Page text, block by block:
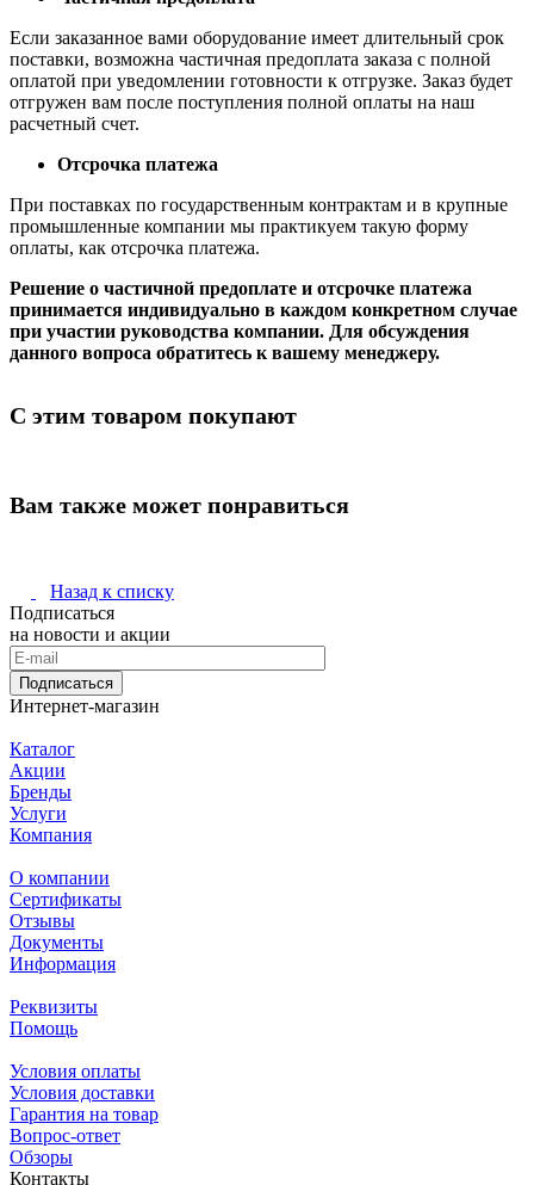
Если заказанное вами оборудование имеет длительный срок
поставки, возможна частичная предоплата заказа с полной
оплатой при уведомлении готовности к отгрузке. Заказ будет
отгружен вам после поступления полной оплаты на наш
расчетный счет.
Отсрочка платежа
При поставках по государственным контрактам и в крупные
промышленные компании мы практикуем такую форму
оплаты, как отсрочка платежа.
Решение о частичной предоплате и отсрочке платежа
принимается индивидуально в каждом конкретном случае
при участии руководства компании. Для обсуждения
данного вопроса обратитесь к вашему менеджеру.
С этим товаром покупают
Вам также может понравиться
Назад к списку
Подписаться
на новости и акции
Подписаться
Интернет-магазин
Каталог
Акции
Бренды
Услуги
Компания
О компании
Сертификаты
Отзывы
Документы
Информация
Реквизиты
Помощь
Условия оплаты
Условия доставки
Гарантия на товар
Вопрос-ответ
Обзоры
Контакты